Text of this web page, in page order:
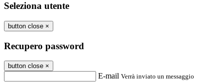
Seleziona utente
button close ×
Recupero password
button close ×
E-mail Verrà inviato un messaggio